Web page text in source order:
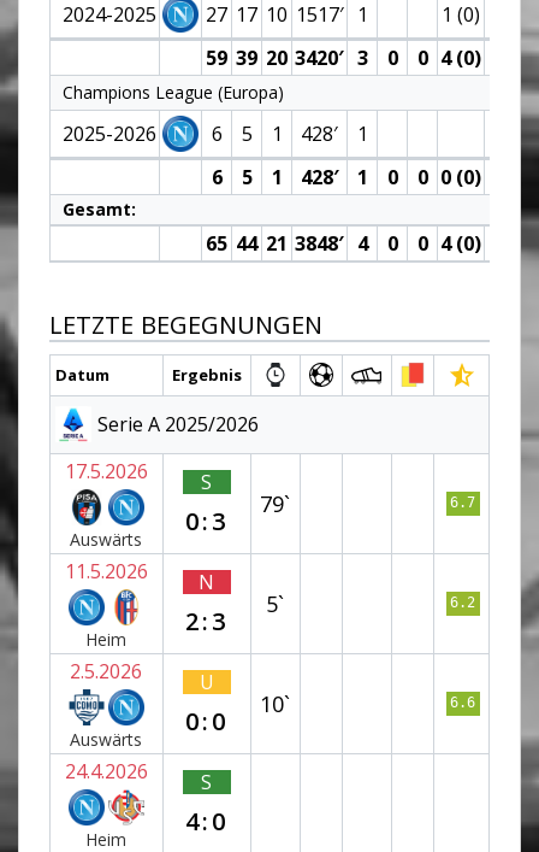
2024-2025
27 17 10 1517′ 1 1 (0)
59 39 20 3420′ 3 0 0 4 (0)
Champions League (Europa)
2025-2026 6 5 1 428′ 1
6
5 1 428′ 1 0 0 0 (0)
Gesamt:
65 44 21 3848′ 4 0 0 4 (0)
LETZTE BEGEGNUNGEN
Datum Ergebnis
Serie A 2025/2026
17.5.2026
Auswärts
S
0:3
79` 6.7
11.5.2026
Heim
N
2:3
5` 6.2
2.5.2026
Auswärts
U
0:0
10` 6.6
24.4.2026
Heim
S
4:0